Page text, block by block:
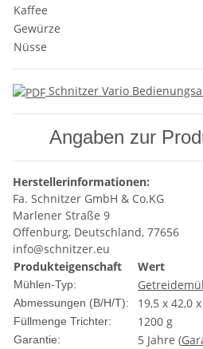
Kaffee
Gewürze
Nüsse
Schnitzer Vario
Angaben zur
Herstellerinformationen:
Fa. Schnitzer GmbH & Co.KG
Marlener Straße 9
Offenburg, Deutschland, 77656
info@schnitzer.eu
Produkteigenschaft
Wert
Mühlen-Typ:
Abmessungen (B/H/T): 19,5 x 42,0
Füllmenge Trichter: 1200 g
Garantie: 5 Jahre (